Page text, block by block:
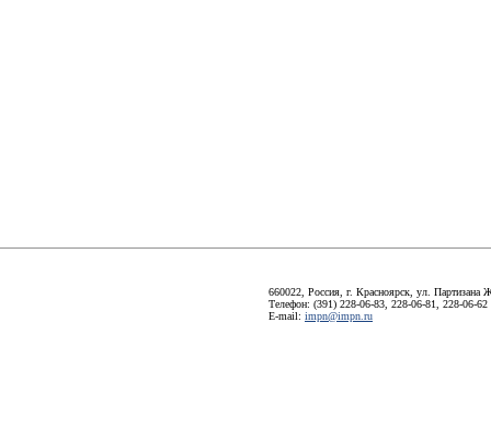
660022, Россия, г. Красноярск, ул. Партизана
Телефон: (391) 228-06-83, 228-06-81, 228-06-62
E-mail: impn@impn.ru